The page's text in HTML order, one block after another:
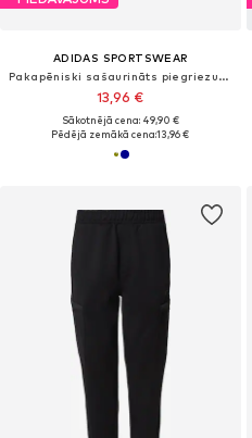
ADIDAS SPORTSWEAR
Pakapēniski sašaurināts piegriezums Sporta bikses 'Essentials'
13,96 €
Sākotnējā cena: 49,90 €
Pēdējā zemākā cena:13,96 €